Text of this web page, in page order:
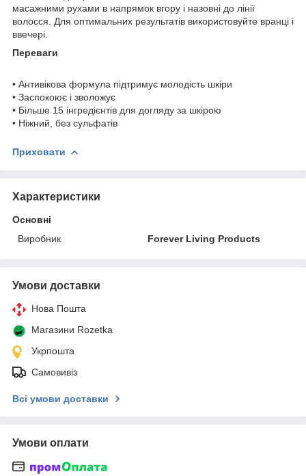
масажними рухами в напрямок вгору і назовні до лінії
волосся. Для оптимальних результатів використовуйте вранці і
ввечері.
Переваги
• Антивікова формула підтримує молодість шкіри
• Заспокоює і зволожує
• Більше 15 інгредієнтів для догляду за шкірою
• Ніжний, без сульфатів
Приховати
Характеристики
Основні
Виробник
Forever Living Products
Умови доставки
Нова Пошта
Магазини Rozetka
Укрпошта
Самовивіз
Всі умови доставки
Умови оплати